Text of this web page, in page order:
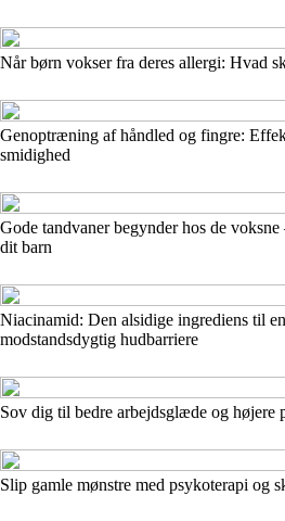
Når børn vokser fra deres allergi: Hvad
Genoptræning af håndled og fingre:
smidighed
Gode tandvaner begynder hos de
dit barn
Niacinamid: Den alsidige ingrediens til
modstandsdygtig hudbarriere
Sov dig til bedre arbejdsglæde og højere
Slip gamle mønstre med psykoterapi og